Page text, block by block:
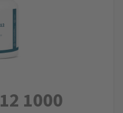
1000